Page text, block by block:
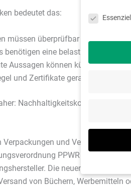
bedeutet das:
müssen überprüfbar sein.
eine belastbare
Aussagen können künftig
und Zertifikate geraten stärker in
und Versandprozesse
PPWR wird
Die neuen Regelungen
von Büchern, Werbemitteln
Essenziell